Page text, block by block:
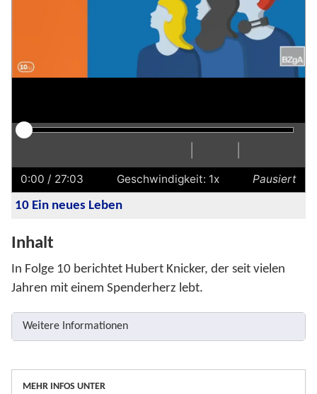
Untertitel
ausblenden
Transkription
anzeigen
Schneller
Langsamer
0:00 / 27:03 Geschwindigkeit: 1x Pausiert
10 Ein neues Leben
Inhalt
In Folge 10 berichtet Hubert Knicker, der seit vielen
Jahren mit einem Spenderherz lebt.
Weitere Informationen
MEHR INFOS UNTER